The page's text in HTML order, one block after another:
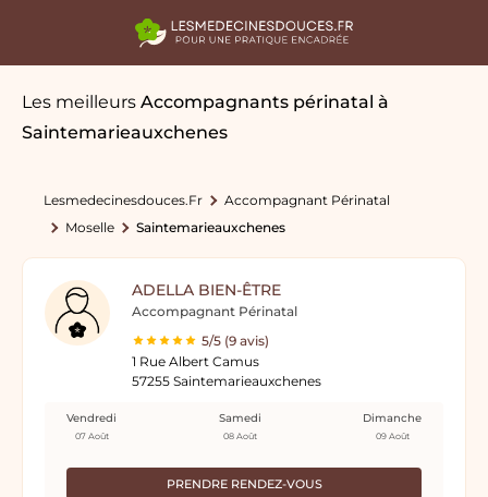
Les meilleurs Accompagnants périnatal à
Saintemarieauxchenes
Lesmedecinesdouces.fr
Accompagnant Périnatal
Moselle
Saintemarieauxchenes
ADELLA BIEN-ÊTRE
Accompagnant Périnatal
5/5 (9 avis)
1 Rue Albert Camus
57255 Saintemarieauxchenes
PRENDRE RENDEZ-VOUS
Vendredi
07 Août
Samedi
08 Août
Dimanche
09 Août